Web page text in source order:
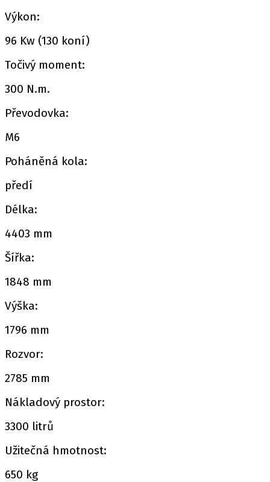
Výkon:
96 Kw (130 koní)
Točivý moment:
300 N.m.
Převodovka:
M6
Poháněná kola:
předí
Délka:
4403 mm
Šířka:
1848 mm
Výška:
1796 mm
Rozvor:
2785 mm
Nákladový prostor:
3300 litrů
Užitečná hmotnost:
650 kg